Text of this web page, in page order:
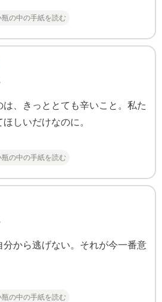
瓶の中の手紙を読む
、きっととても辛いこと。私た
しいだけなのに。
瓶の中の手紙を読む
分から逃げない。それが今一番意
瓶の中の手紙を読む